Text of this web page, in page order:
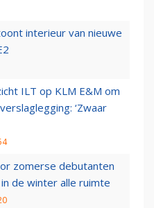
interieur van nieuwe
ILT op KLM E&M om
‘Zwaar
zomerse debutanten
de winter alle ruimte